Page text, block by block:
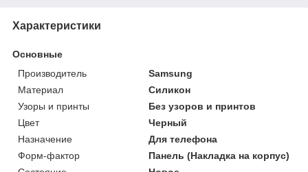
Характеристики
Основные
Производитель
Samsung
Материал
Силикон
Узоры и принты
Без узоров и принтов
Цвет
Черный
Назначение
Для телефона
Форм-фактор
Панель (Накладка на корпус)